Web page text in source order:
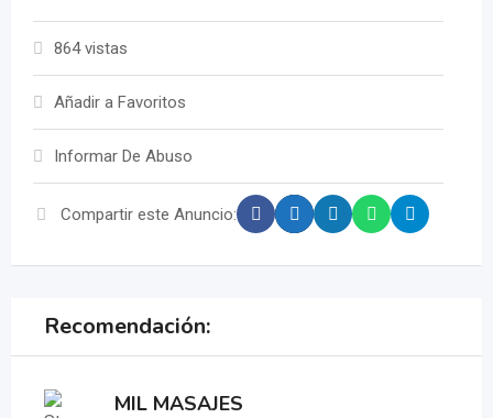
864 vistas
Añadir a Favoritos
Informar De Abuso
Compartir este Anuncio:
Recomendación:
MIL MASAJES